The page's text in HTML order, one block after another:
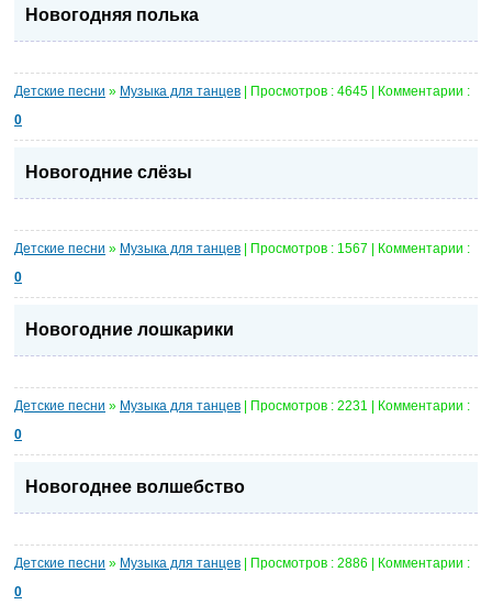
Новогодняя полька
Детские песни » Музыка для танцев | Просмотров : 4645 | Комментарии :
0
Новогодние слёзы
Детские песни » Музыка для танцев | Просмотров : 1567 | Комментарии :
0
Новогодние лошкарики
Детские песни » Музыка для танцев | Просмотров : 2231 | Комментарии :
0
Новогоднее волшебство
Детские песни » Музыка для танцев | Просмотров : 2886 | Комментарии :
0